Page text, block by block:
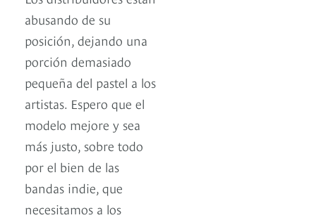
abusando de su
posición, dejando una
porción demasiado
pequeña del pastel a los
artistas. Espero que el
modelo mejore y sea
más justo, sobre todo
por el bien de las
bandas indie, que
necesitamos a los